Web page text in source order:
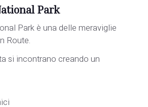
Park
Park è una delle meraviglie
Route.
si incontrano creando un